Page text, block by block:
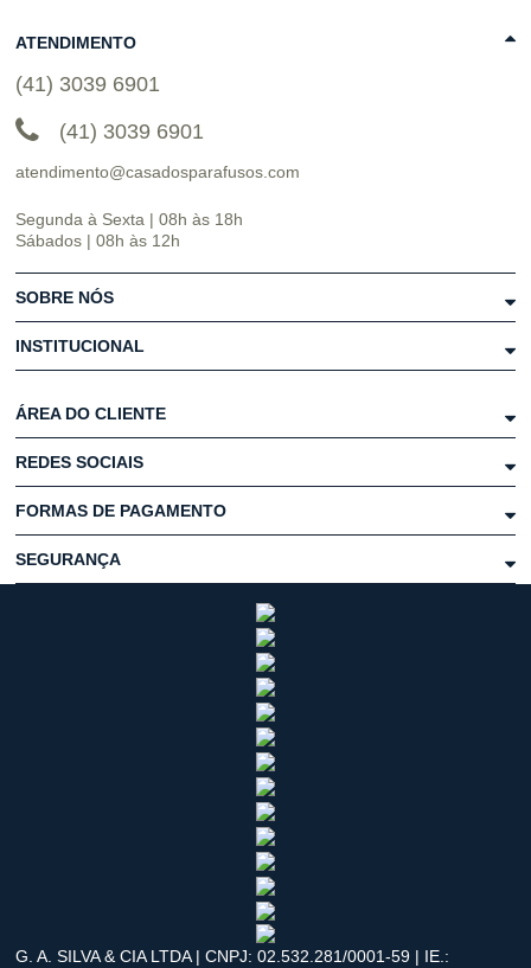
ATENDIMENTO
(41) 3039 6901
(41) 3039 6901
atendimento@casadosparafusos.com
Segunda à Sexta | 08h às 18h
Sábados | 08h às 12h
SOBRE NÓS
INSTITUCIONAL
ÁREA DO CLIENTE
REDES SOCIAIS
FORMAS DE PAGAMENTO
SEGURANÇA
G. A. SILVA & CIA LTDA | CNPJ: 02.532.281/0001-59 | IE.: